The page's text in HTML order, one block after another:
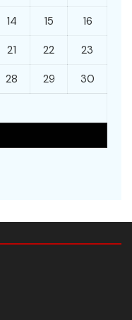
14 15 16
21 22 23
28 29 30